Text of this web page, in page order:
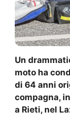
Un
moto ha
di 64 anni
compagna,
a Rieti, nel